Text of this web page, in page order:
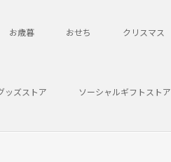
お歳暮 おせち クリスマス
ッズストア ソーシャルギフトストア